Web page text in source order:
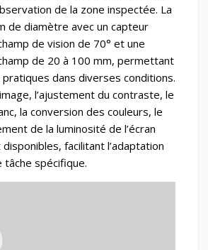
de la zone inspectée. La
de diamètre avec un capteur
de vision de 70° et une
de 20 à 100 mm, permettant
dans diverses conditions.
l’ajustement du contraste, le
la conversion des couleurs, le
de la luminosité de l’écran
facilitant l’adaptation
tâche spécifique.